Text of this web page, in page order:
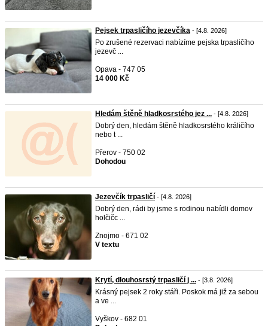
Pejsek trpasličího jezevčíka - [4.8. 2026]
Po zrušené rezervaci nabízíme pejska trpasličího
jezevč ...
Opava - 747 05
14 000 Kč
Hledám štěně hladkosrstého jez ... - [4.8. 2026]
Dobrý den, hledám štěně hladkosrstého králičího
nebo t ...
Přerov - 750 02
Dohodou
Jezevčík trpasličí - [4.8. 2026]
Dobrý den, rádi by jsme s rodinou nabídli domov
holčičc ...
Znojmo - 671 02
V textu
Krytí, dlouhosrstý trpasličí j ... - [3.8. 2026]
Krásný pejsek 2 roky stáři. Poskok má již za sebou
a ve ...
Vyškov - 682 01